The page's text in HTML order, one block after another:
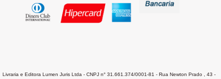
Livraria e Editora Lumen Juris Ltda - CNPJ n° 31.661.374/0001-81 - Rua Newton Prado , 43 -